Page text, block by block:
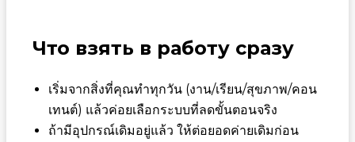
Что взять в работу сразу
เริ่มจากสิ่งที่คุณทำทุกวัน (งาน/เรียน/สุขภาพ/คอน
เทนต์) แล้วค่อยเลือกระบบที่ลดขั้นตอนจริง
ถ้ามีอุปกรณ์เดิมอยู่แล้ว ให้ต่อยอดค่ายเดิมก่อน